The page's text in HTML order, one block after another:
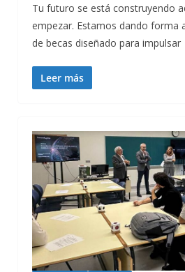
Tu futuro se está construyendo
empezar. Estamos dando forma
de becas diseñado para impulsar
Leer más